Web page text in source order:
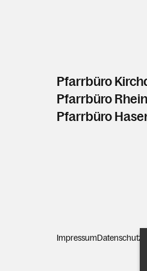
Pfarrbüro
Pfarrbüro
Pfarrbüro
ImpressumDatenschutz